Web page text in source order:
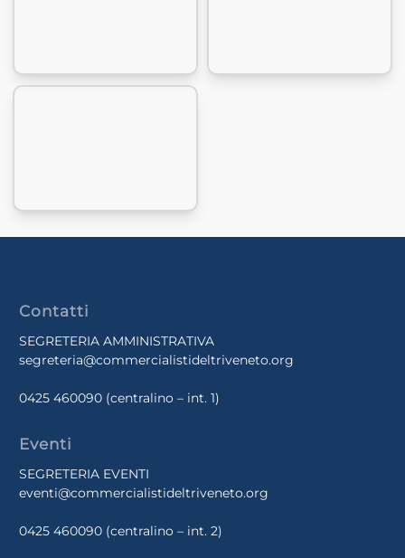
Contatti
SEGRETERIA AMMINISTRATIVA
segreteria@commercialistideltriveneto.org
0425 460090 (centralino – int. 1)
Eventi
SEGRETERIA EVENTI
eventi@commercialistideltriveneto.org
0425 460090 (centralino – int. 2)